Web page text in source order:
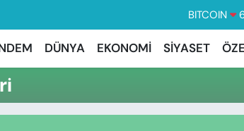
BITCOIN
EURO
GRAM
DÜNYA EKONOMİ SİYASET